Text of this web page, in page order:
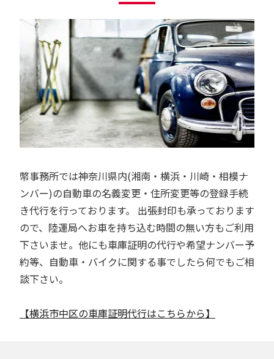
幣事務所では神奈川県内(湘南・横浜・川崎・相模ナ
ンバー)の自動車の名義変更・住所変更等の登録手続
き代行を行っております。 出張封印も承っております
ので、陸運局へお車を持ち込む時間の無い方もご利用
下さいませ。他にも車庫証明の代行や希望ナンバー予
約等、自動車・バイクに関する事でしたら何でもご相
談下さい。
【横浜市中区の車庫証明代行はこちらから】